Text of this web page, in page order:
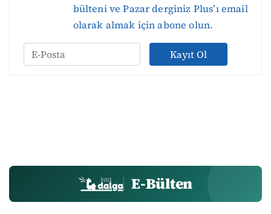
bülteni ve Pazar derginiz Plus’ı email
olarak almak için abone olun.
Kayıt Ol
E-Bülten